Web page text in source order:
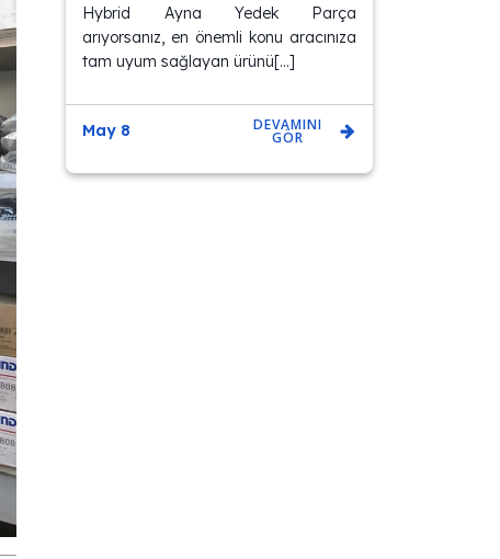
Hybrid Ayna Yedek Parça
arıyorsanız, en önemli konu aracınıza
tam uyum sağlayan ürünü[…]
May 8 DEVAMINI
GÖR